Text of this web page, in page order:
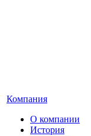
Компания
О компании
История